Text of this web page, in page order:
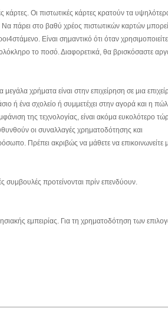
κάρτες. Οι πιστωτικές κάρτες κρατούν τα
Να πάρει στο βαθύ χρέος πιστωτικών καρτών
Είναι σημαντικό ότι όταν
ολόκληρο το ποσό. Διαφορετικά, θα βρισκόσαστε
χρήματα είναι στην επιχείρηση σε μια
ή ένα σχολείο ή συμμετέχει στην αγορά και η
της τεχνολογίας, είναι ακόμα ευκολότερο
οι συναλλαγές χρηματοδότησης και
Πρέπει ακριβώς να μάθετε να επικοινωνείτε
συμβουλές προτείνονται πρίν επενδύουν.
εμπειρίας. Για τη χρηματοδότηση των